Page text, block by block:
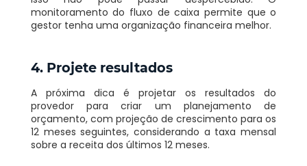
monitoramento do fluxo de caixa permite que o
gestor tenha uma organização financeira melhor.
4. Projete resultados
A próxima dica é projetar os resultados do
provedor para criar um planejamento de
orçamento, com projeção de crescimento para os
12 meses seguintes, considerando a taxa mensal
sobre a receita dos últimos 12 meses.